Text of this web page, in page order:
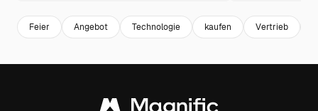
Feier Angebot Technologie kaufen Vertrieb